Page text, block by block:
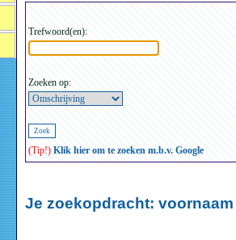
Trefwoord(en):
Zoeken op:
(Tip!) Klik hier om te zoeken m.b.v. Google
Je zoekopdracht: voornaam